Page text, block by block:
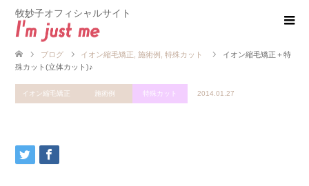
牧妙子オフィシャルサイト
ブログ イオン縮毛矯正 施術例 特殊カット
イオン縮毛矯正＋特
殊カット(立体カット)♪
イオン縮毛矯正 施術例 特殊カット 2014.01.27